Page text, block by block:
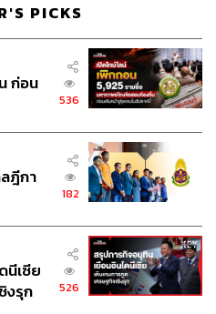
811
TEAM
ธิการ THE STANDARD
PICKS
ก่อน
536
ฎีกา
182
นีเซีย
งรุก
526